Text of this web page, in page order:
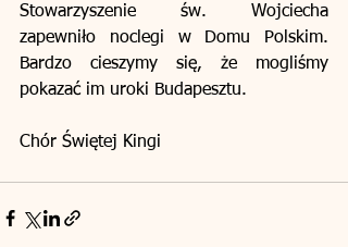
Stowarzyszenie św. Wojciecha
zapewniło noclegi w Domu Polskim.
Bardzo cieszymy się, że mogliśmy
pokazać im uroki Budapesztu.
Chór Świętej Kingi